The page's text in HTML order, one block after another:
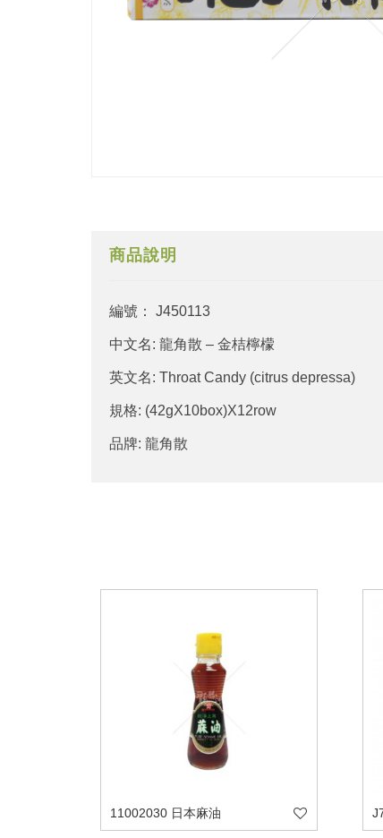
商品說明
編號： J450113
中文名: 龍角散 – 金桔檸檬
英文名: Throat Candy (citrus depressa)
規格: (42gX10box)X12row
品牌: 龍角散
11002030 日本麻油